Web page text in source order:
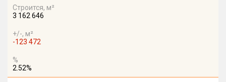
Строится, м²
3 162 646
+/-, м²
-123 472
%
2.52%